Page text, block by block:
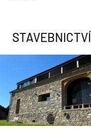
STAVEBNICTVÍ